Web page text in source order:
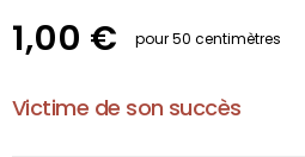
1,00 € pour 50 centimètres
Victime de son succès